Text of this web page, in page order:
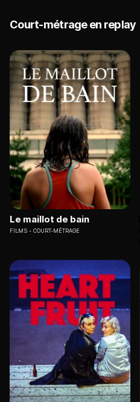
Court-métrage en replay
Le maillot de bain
FILMS COURT-MÉTRAGE